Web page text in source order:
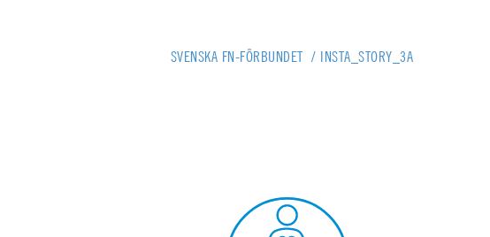
SVENSKA FN-FÖRBUNDET / INSTA_STORY_3A